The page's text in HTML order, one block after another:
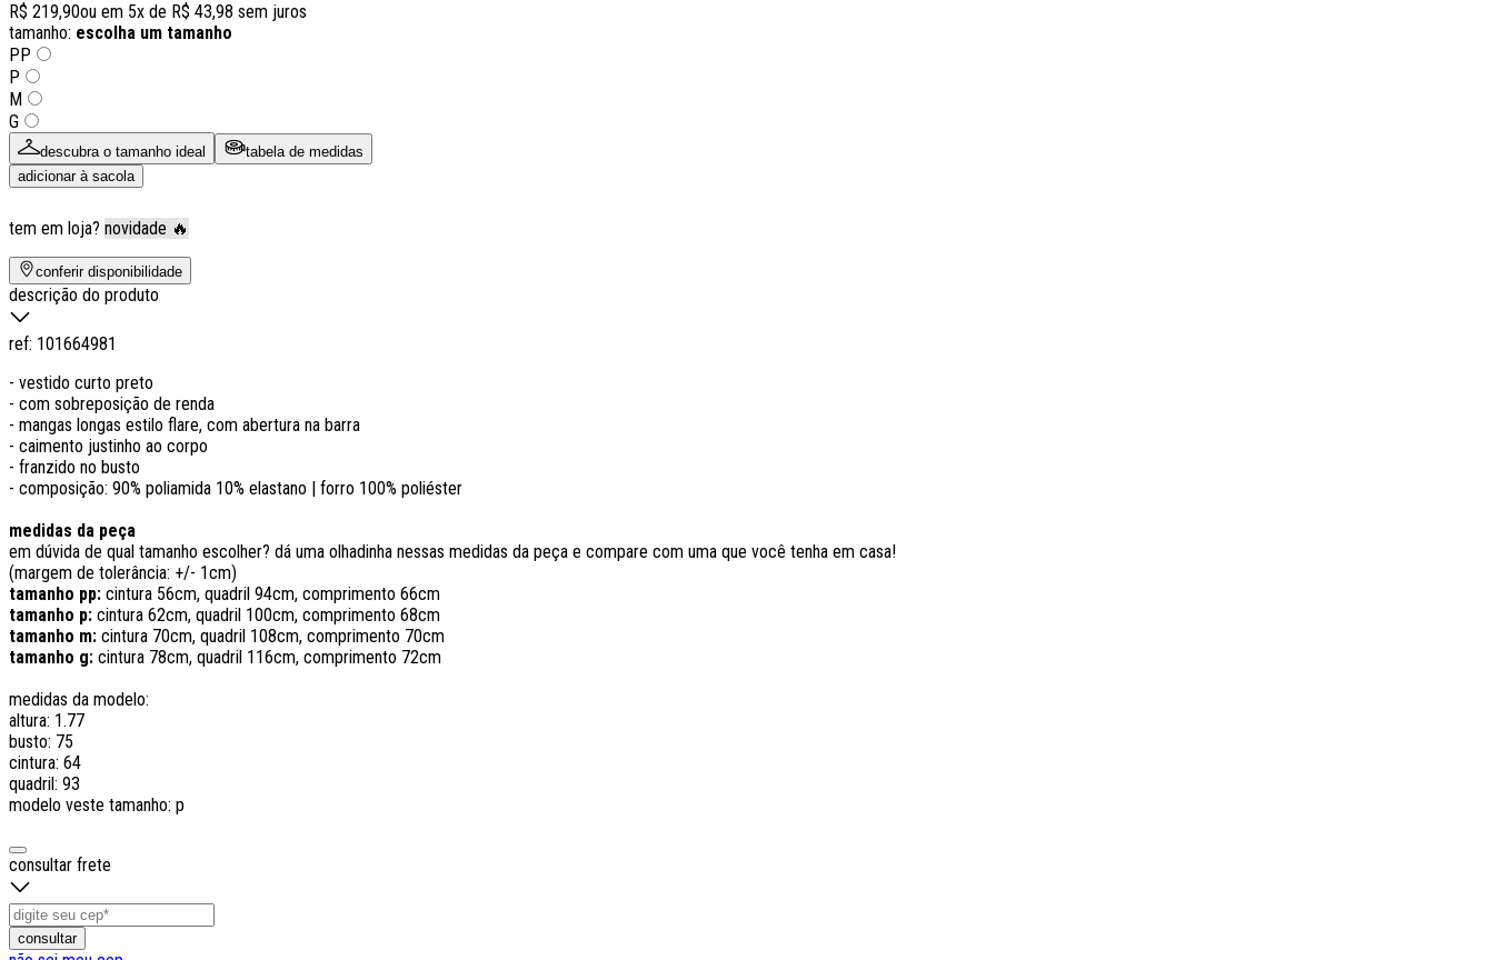
R$ 219,90ou em 5x de R$ 43,98 sem juros
tamanho: escolha um tamanho
PP
P
M
G
descubra o tamanho ideal
tabela de medidas
adicionar à sacola
tem em loja? novidade 🔥
conferir disponibilidade
descrição do produto
ref: 101664981
- vestido curto preto
- com sobreposição de renda
- mangas longas estilo flare, com abertura na barra
- caimento justinho ao corpo
- franzido no busto
- composição: 90% poliamida 10% elastano | forro 100% poliéster
medidas da peça
em dúvida de qual tamanho escolher? dá uma olhadinha nessas medidas da peça e compare com uma que você tenha em casa!
(margem de tolerância: +/- 1cm)
tamanho pp: cintura 56cm, quadril 94cm, comprimento 66cm
tamanho p: cintura 62cm, quadril 100cm, comprimento 68cm
tamanho m: cintura 70cm, quadril 108cm, comprimento 70cm
tamanho g: cintura 78cm, quadril 116cm, comprimento 72cm
medidas da modelo:
altura: 1.77
busto: 75
cintura: 64
quadril: 93
modelo veste tamanho: p
consultar frete
consultar